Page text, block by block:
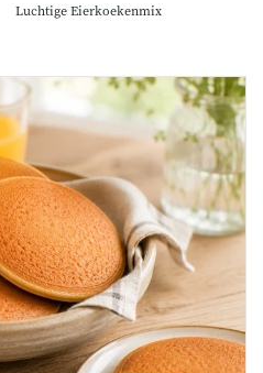
Luchtige Eierkoekenmix